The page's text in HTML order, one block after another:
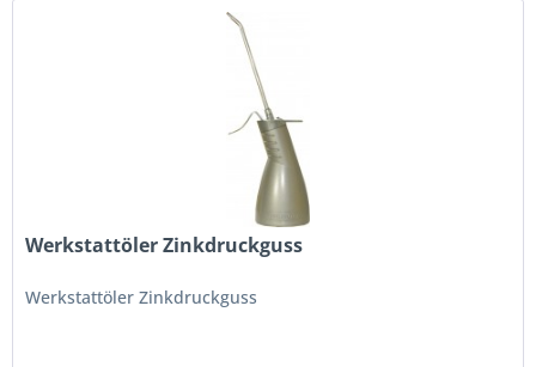
Werkstattöler Zinkdruckguss
Werkstattöler Zinkdruckguss